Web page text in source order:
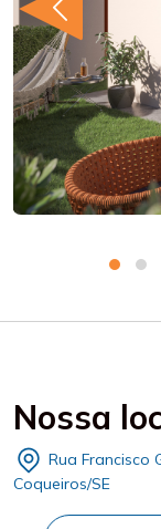
Nossa
Rua Francisco
Coqueiros/SE